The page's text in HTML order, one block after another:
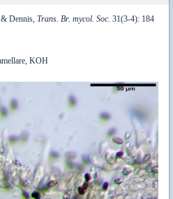
Dennis, Trans. Br. mycol. Soc. 31(3-4): 184
KOH